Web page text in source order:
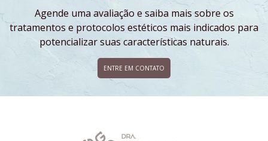
Agende uma avaliação e saiba mais sobre os
tratamentos e protocolos estéticos mais indicados para
potencializar suas características naturais.
ENTRE EM CONTATO